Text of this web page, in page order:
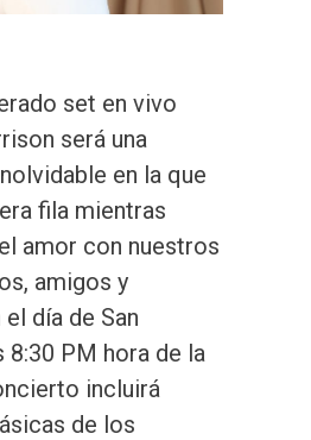
set en vivo
será una
en la que
fila mientras
amor con nuestros
amigos y
día de San
8:30 PM hora de la
incluirá
de los